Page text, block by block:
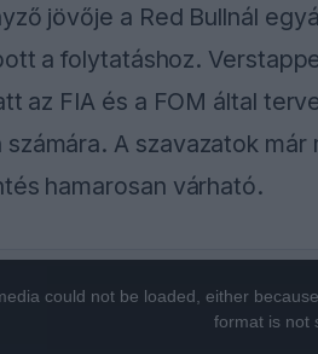
jövője a Red Bullnál
a folytatáshoz.
az FIA és a FOM által
A szavazatok
hamarosan várható.
could not be loaded, either
format is not